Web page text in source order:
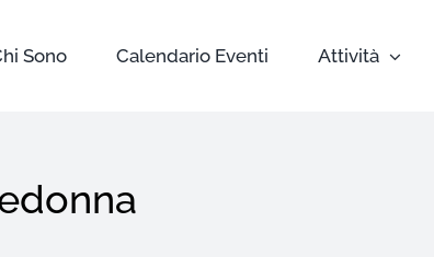
Sono Calendario Eventi Attività